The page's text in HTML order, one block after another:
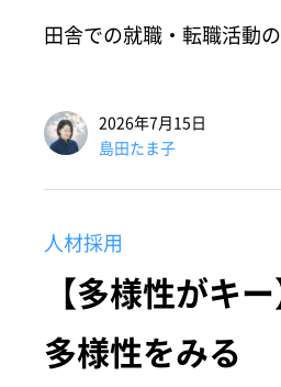
田舎での就職・転職活動
2026年7月15日
島田たま子
人材採用
【多様性がキ
多様性をみる